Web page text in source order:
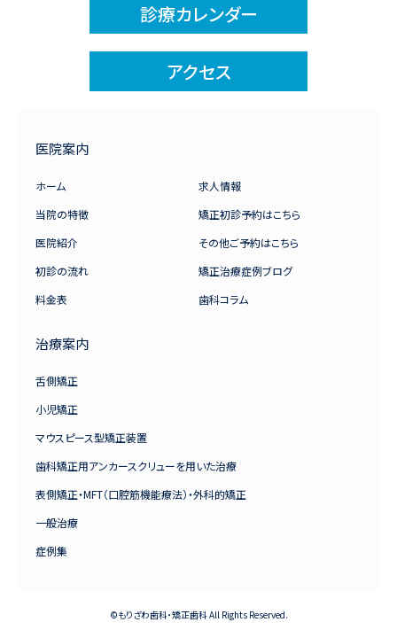
診療カレンダー
アクセス
医院案内
ホーム
当院の特徴
医院紹介
初診の流れ
料金表
求人情報
矯正初診予約はこちら
その他ご予約はこちら
矯正治療症例ブログ
歯科コラム
治療案内
舌側矯正
小児矯正
マウスピース型矯正装置
歯科矯正用アンカースクリューを用いた治療
表側矯正・MFT（口腔筋機能療法）・外科的矯正
一般治療
症例集
©もりざわ歯科・矯正歯科 All Rights Reserved.